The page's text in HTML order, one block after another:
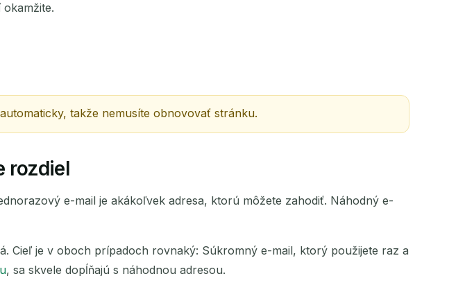
takže nemusíte obnovovať stránku.
rozdiel
e-mail je akákoľvek adresa, ktorú môžete zahodiť. Náhodný e-
Cieľ je v oboch prípadoch rovnaký: Súkromný e-mail, ktorý použijete raz a
, sa skvele dopĺňajú s náhodnou adresou.